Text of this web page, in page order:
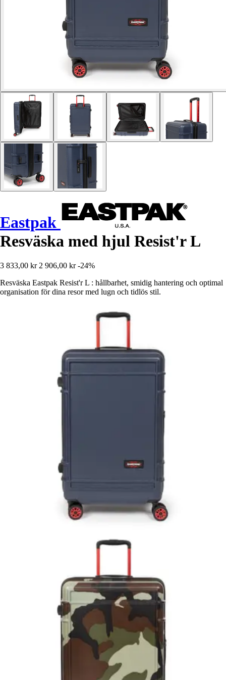
Eastpak
Resväska med hjul Resist'r L
3 833,00 kr 2 906,00 kr -24%
Resväska Eastpak Resist'r L : hållbarhet, smidig hantering och optimal
organisation för dina resor med lugn och tidlös stil.